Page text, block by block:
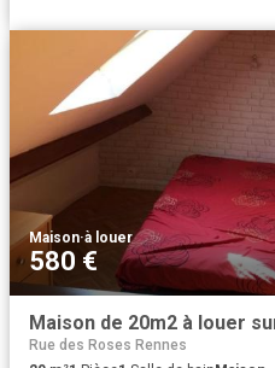
Maison·à louer
580 €
Maison de 20m2 à louer
Rue des Roses Rennes